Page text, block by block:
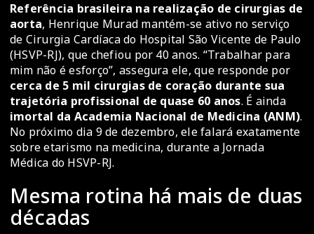
Referência brasileira na realização de cirurgias de
aorta, Henrique Murad mantém-se ativo no serviço
de Cirurgia Cardíaca do Hospital São Vicente de Paulo
(HSVP-RJ), que chefiou por 40 anos. “Trabalhar para
mim não é esforço”, assegura ele, que responde por
cerca de 5 mil cirurgias de coração durante sua
trajetória profissional de quase 60 anos. É ainda
imortal da Academia Nacional de Medicina (ANM).
No próximo dia 9 de dezembro, ele falará exatamente
sobre etarismo na medicina, durante a Jornada
Médica do HSVP-RJ.
Mesma rotina há mais de duas
décadas